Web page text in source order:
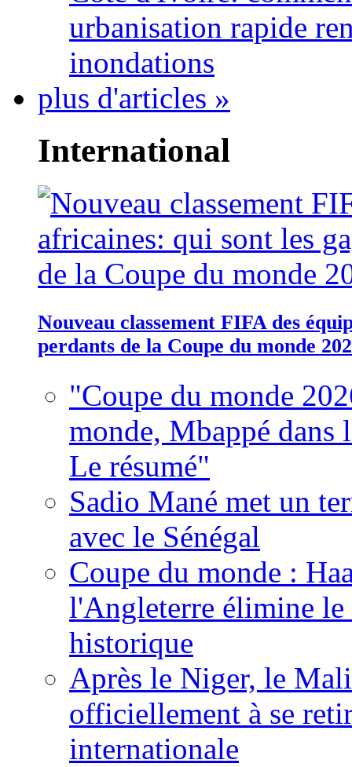
urbanisation rapide
inondations
plus d'articles »
International
Nouveau classement FIFA des
perdants de la Coupe du monde
"Coupe du monde
monde, Mbappé dans
Le résumé"
Sadio Mané met un
avec le Sénégal
Coupe du monde :
l'Angleterre élimine
historique
Après le Niger, le
officiellement à se
internationale